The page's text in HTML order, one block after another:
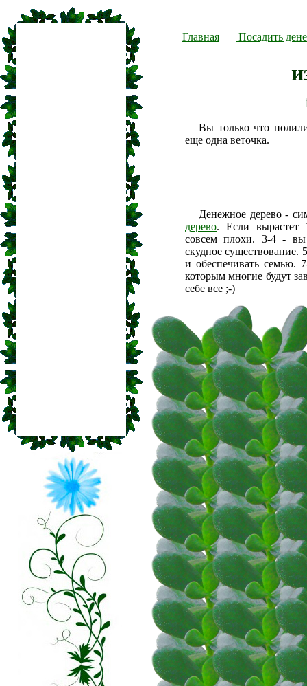
Главная Посадить
Вы только что
еще одна веточка.
Денежное дерево -
дерево. Если вырастет
совсем плохи. 3-4 - вы
скудное существование.
и обеспечивать семью.
которым многие будут
себе все ;-)